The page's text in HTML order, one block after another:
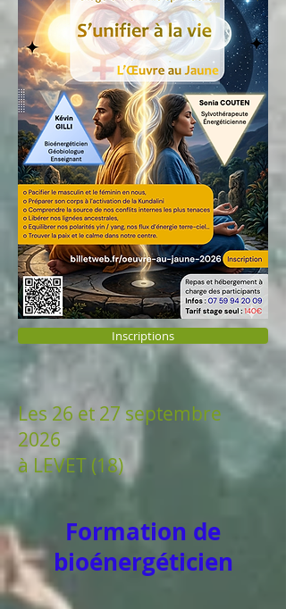
Inscriptions
Les 26 et 27 septembre
2026
à LEVET (18)
Formation de
bioénergéticien